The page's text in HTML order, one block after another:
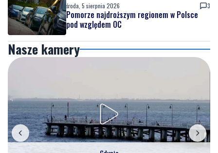
środa, 5 sierpnia 2026 3
Pomorze najdroższym regionem w Polsce
pod względem OC
Nasze kamery